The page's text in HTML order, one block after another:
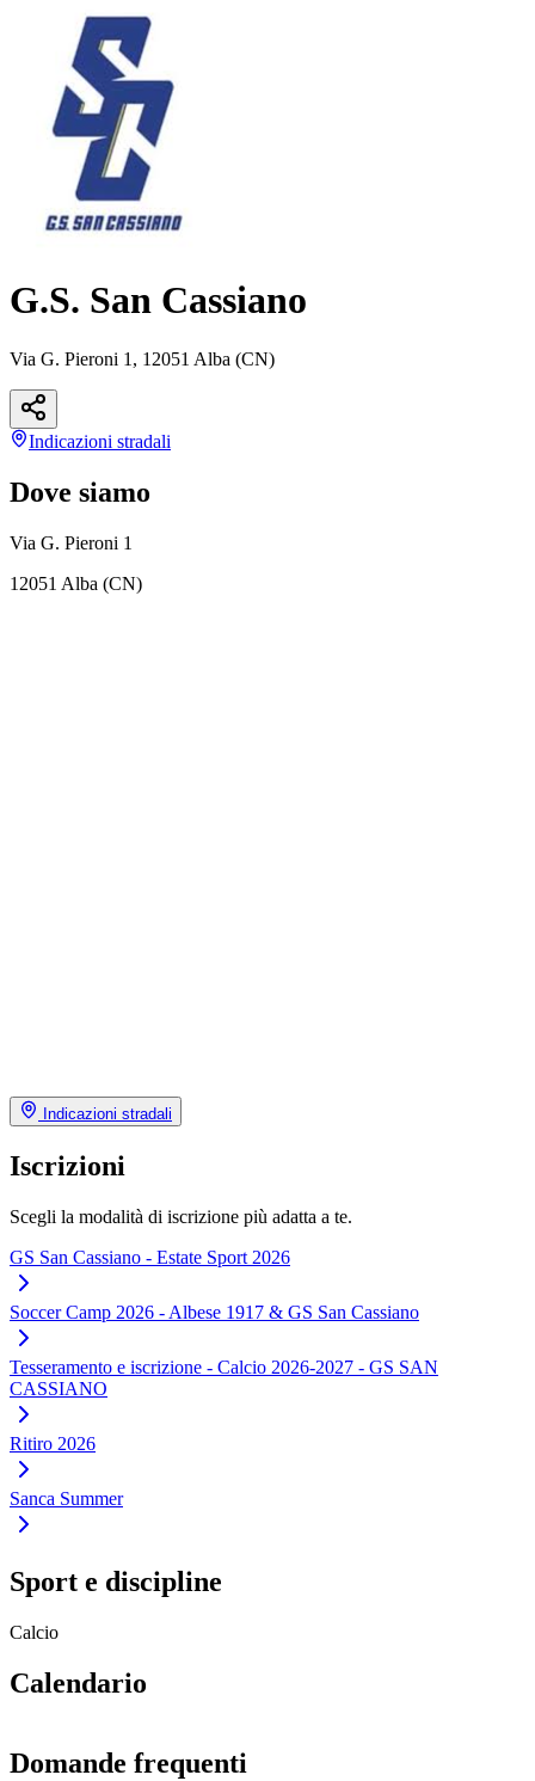
G.S. San Cassiano
Via G. Pieroni 1, 12051 Alba (CN)
Indicazioni stradali
Dove siamo
Via G. Pieroni 1
12051 Alba (CN)
Indicazioni stradali
Iscrizioni
Scegli la modalità di iscrizione più adatta a te.
GS San Cassiano - Estate Sport 2026
Soccer Camp 2026 - Albese 1917 & GS San Cassiano
Tesseramento e iscrizione - Calcio 2026-2027 - GS SAN
CASSIANO
Ritiro 2026
Sanca Summer
Sport e discipline
Calcio
Calendario
Domande frequenti